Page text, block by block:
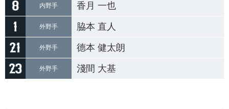
内野手 香月 一也
外野手 脇本 直人
外野手 德本 健太朗
外野手 淺間 大基